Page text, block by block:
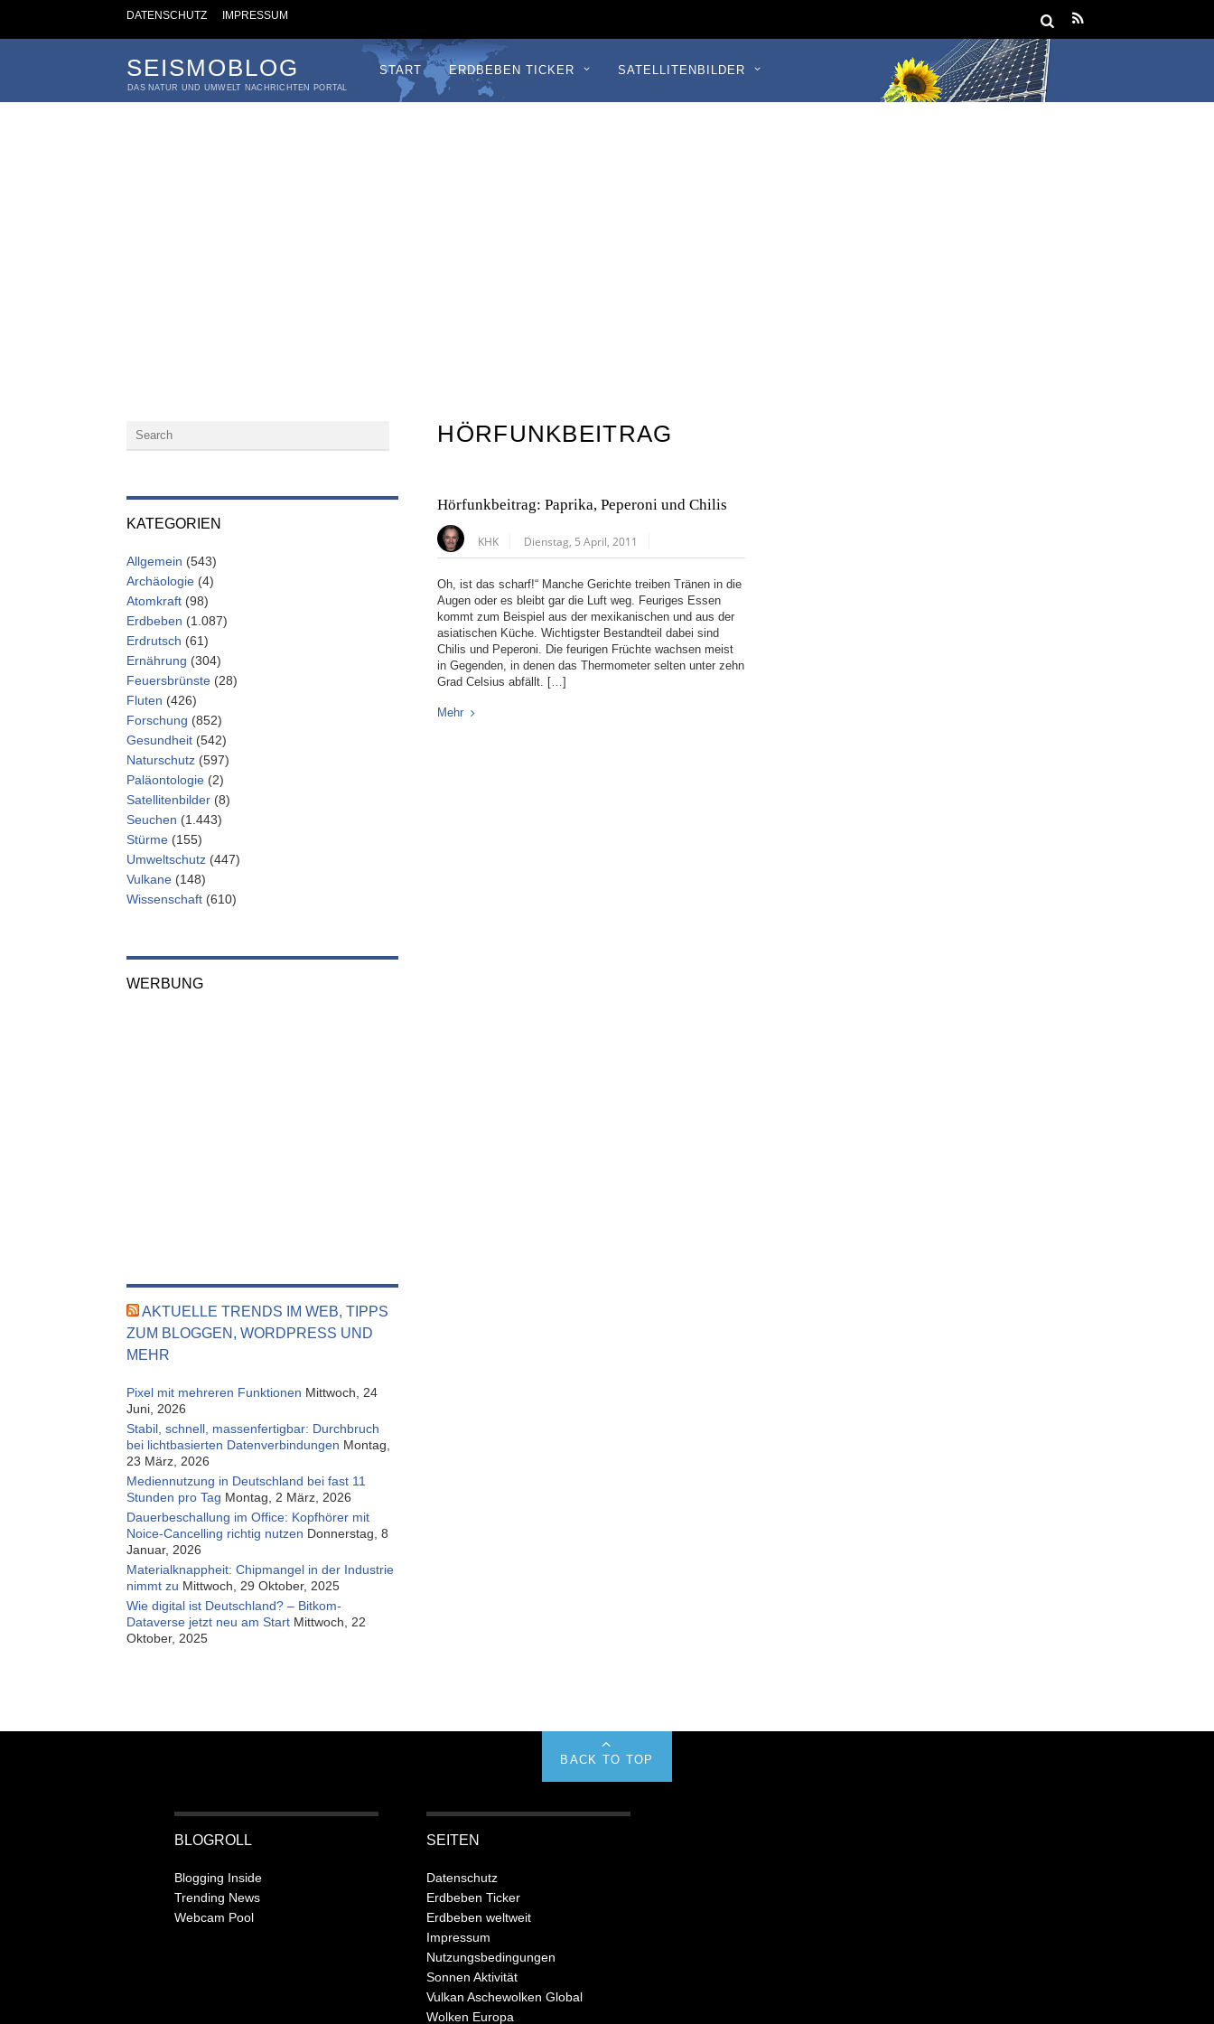
DATENSCHUTZ IMPRESSUM
SEISMOBLOG
DAS NATUR UND UMWELT NACHRICHTEN PORTAL
START ERDBEBEN TICKER SATELLITENBILDER
HÖRFUNKBEITRAG
Hörfunkbeitrag: Paprika, Peperoni und Chilis
KHK Dienstag, 5 April, 2011
Oh, ist das scharf!“ Manche Gerichte treiben Tränen in die
Augen oder es bleibt gar die Luft weg. Feuriges Essen
kommt zum Beispiel aus der mexikanischen und aus der
asiatischen Küche. Wichtigster Bestandteil dabei sind
Chilis und Peperoni. Die feurigen Früchte wachsen meist
in Gegenden, in denen das Thermometer selten unter zehn
Grad Celsius abfällt. […]
Mehr
KATEGORIEN
Allgemein (543)
Archäologie (4)
Atomkraft (98)
Erdbeben (1.087)
Erdrutsch (61)
Ernährung (304)
Feuersbrünste (28)
Fluten (426)
Forschung (852)
Gesundheit (542)
Naturschutz (597)
Paläontologie (2)
Satellitenbilder (8)
Seuchen (1.443)
Stürme (155)
Umweltschutz (447)
Vulkane (148)
Wissenschaft (610)
WERBUNG
AKTUELLE TRENDS IM WEB, TIPPS
ZUM BLOGGEN, WORDPRESS UND
MEHR
Pixel mit mehreren Funktionen Mittwoch, 24
Juni, 2026
Stabil, schnell, massenfertigbar: Durchbruch
bei lichtbasierten Datenverbindungen Montag,
23 März, 2026
Mediennutzung in Deutschland bei fast 11
Stunden pro Tag Montag, 2 März, 2026
Dauerbeschallung im Office: Kopfhörer mit
Noice-Cancelling richtig nutzen Donnerstag, 8
Januar, 2026
Materialknappheit: Chipmangel in der Industrie
nimmt zu Mittwoch, 29 Oktober, 2025
Wie digital ist Deutschland? – Bitkom-
Dataverse jetzt neu am Start Mittwoch, 22
Oktober, 2025
BACK TO TOP
BLOGROLL
Blogging Inside
Trending News
Webcam Pool
SEITEN
Datenschutz
Erdbeben Ticker
Erdbeben weltweit
Impressum
Nutzungsbedingungen
Sonnen Aktivität
Vulkan Aschewolken Global
Wolken Europa